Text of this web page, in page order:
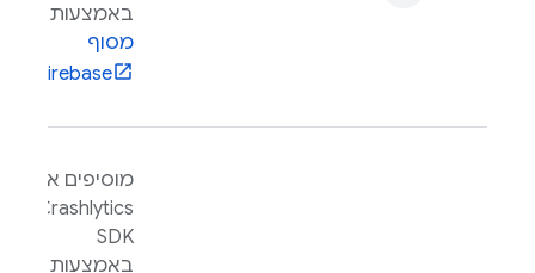
באמצעות
מסוף
Firebase
מוסיפים את
Crashlytics
SDK
באמצעות